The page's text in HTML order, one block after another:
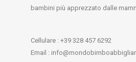
bambini più apprezzato dalle
Cellulare : +39 328 457 6292
Email :